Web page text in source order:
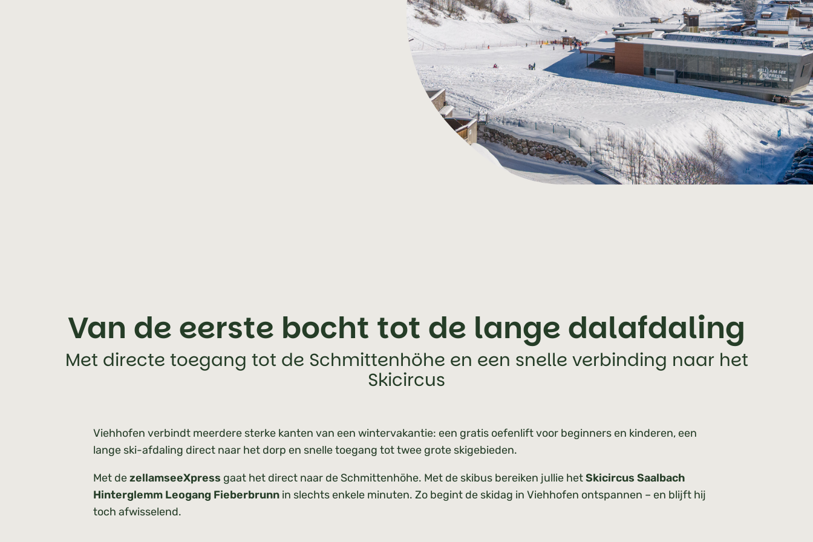
Van de eerste bocht tot de lange dalafdaling
Met directe toegang tot de Schmittenhöhe en een snelle verbinding naar het
Skicircus
Viehhofen verbindt meerdere sterke kanten van een wintervakantie: een gratis oefenlift voor beginners en kinderen, een
lange ski-afdaling direct naar het dorp en snelle toegang tot twee grote skigebieden.
Met dezellamseeXpress gaat het direct naar de Schmittenhöhe. Met de skibus bereiken jullie hetSkicircus Saalbach
Hinterglemm Leogang Fieberbrunn in slechts enkele minuten. Zo begint de skidag in Viehhofen ontspannen – en blijft hij
toch afwisselend.